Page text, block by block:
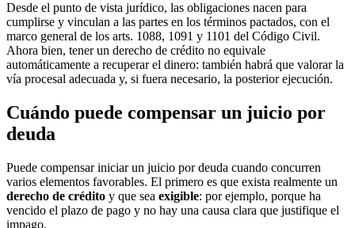
Desde el punto de vista jurídico, las obligaciones nacen para
cumplirse y vinculan a las partes en los términos pactados, con el
marco general de los arts. 1088, 1091 y 1101 del Código Civil.
Ahora bien, tener un derecho de crédito no equivale
automáticamente a recuperar el dinero: también habrá que valorar la
vía procesal adecuada y, si fuera necesario, la posterior ejecución.
Cuándo puede compensar un juicio por
deuda
Puede compensar iniciar un juicio por deuda cuando concurren
varios elementos favorables. El primero es que exista realmente un
derecho de crédito y que sea exigible: por ejemplo, porque ha
vencido el plazo de pago y no hay una causa clara que justifique el
impago.